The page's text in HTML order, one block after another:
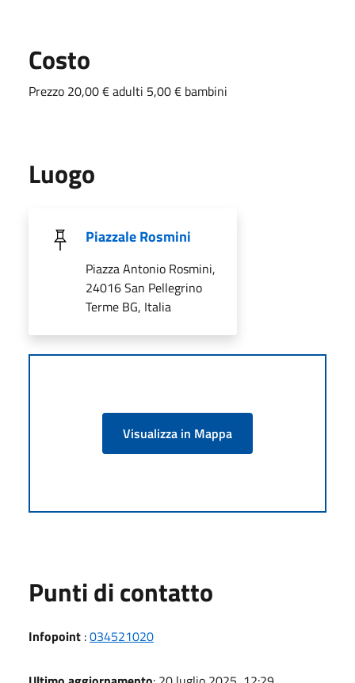
Costo
Prezzo 20,00 € adulti 5,00 € bambini
Luogo
Piazzale Rosmini
Piazza Antonio Rosmini,
24016 San Pellegrino
Terme BG, Italia
Visualizza in Mappa
Punti di contatto
Infopoint :034521020